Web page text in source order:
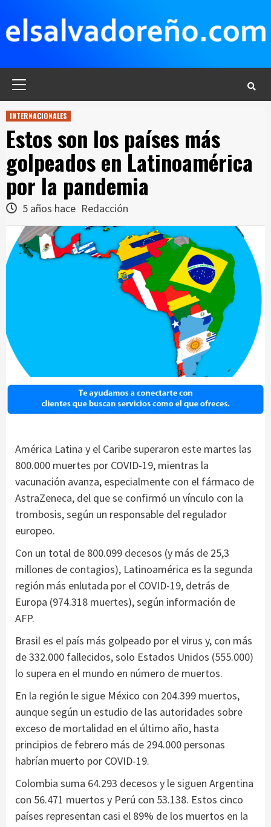
contenido
INTERNACIONALES
Estos son los países más
golpeados en Latinoamérica
por la pandemia
5 años hace Redacción
América Latina y el Caribe superaron este martes las
800.000 muertes por COVID-19, mientras la
vacunación avanza, especialmente con el fármaco de
AstraZeneca, del que se confirmó un vínculo con la
trombosis, según un responsable del regulador
europeo.
Con un total de 800.099 decesos (y más de 25,3
millones de contagios), Latinoamérica es la segunda
región más enlutada por el COVID-19, detrás de
Europa (974.318 muertes), según información de
AFP.
Brasil es el país más golpeado por el virus y, con más
de 332.000 fallecidos, solo Estados Unidos (555.000)
lo supera en el mundo en número de muertos.
En la región le sigue México con 204.399 muertos,
aunque según un estudio de las autoridades sobre
exceso de mortalidad en el último año, hasta
principios de febrero más de 294.000 personas
habrían muerto por COVID-19.
Colombia suma 64.293 decesos y le siguen Argentina
con 56.471 muertos y Perú con 53.138. Estos cinco
países representan casi el 89% de los muertos en la